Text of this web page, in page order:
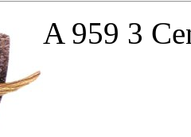
A 959 3